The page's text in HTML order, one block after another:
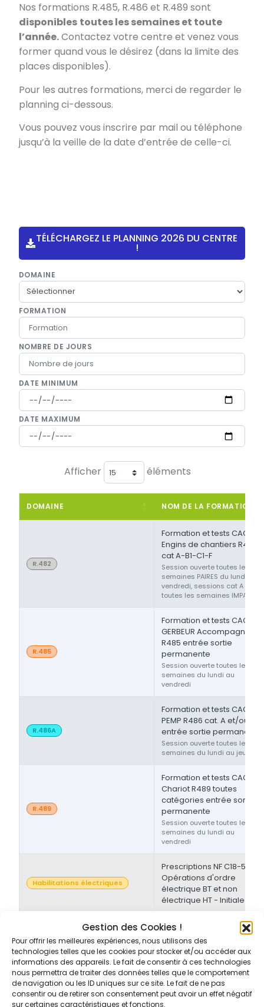
Gestion des Cookies !
Pour offrir les meilleures expériences, nous utilisons des
technologies telles que les cookies pour stocker et/ou accéder aux
informations des appareils. Le fait de consentir à ces technologies
nous permettra de traiter des données telles que le comportement
de navigation ou les ID uniques sur ce site. Le fait de ne pas
consentir ou de retirer son consentement peut avoir un effet négatif
sur certaines caractéristiques et fonctions.
Nos formations R.485, R.486 et R.489 sont
disponibles toutes les semaines et toute
l’année.Contactez votre centre et venez vous
former quand vous le désirez (dans la limite des
places disponibles).
Pour les autres formations, merci de regarder le
planning ci-dessous.
Vous pouvez vous inscrire par mail ou téléphone
jusqu’à la veille de la date d’entrée de celle-ci.
TÉLÉCHARGEZ LE PLANNING 2026 DU CENTRE
!
DOMAINE
FORMATION
NOMBRE DE JOURS
DATE MINIMUM
DATE MAXIMUM
Afficher éléments
DOMAINE NOM DE LA FORMATION
R.482
Formation et tests CACES®
Engins de chantiers R482
cat A-B1-C1-F
Session ouverte toutes les
semaines PAIRES du lundi au
vendredi, sessions cat A ou F
toutes les semaines IMPAIRES
R.485
Formation et tests CACES®
GERBEUR Accompagnant
R485 entrée sortie
permanente
Session ouverte toutes les
semaines du lundi au
vendredi
R.486A
Formation et tests CACES®
PEMP R486 cat. A et/ou B
entrée sortie permanente
Session ouverte toutes les
semaines du lundi au jeudi
R.489
Formation et tests CACES®
Chariot R489 toutes
catégories entrée sortie
permanente
Session ouverte toutes les
semaines du lundi au
vendredi
Habilitations électriques
Prescriptions NF C18-510 -
Opérations d'ordre
électrique BT et non
électrique HT - Initiale
Habilitations électriques
Prescriptions NF C18-510 -
Opérations d'ordre non-
électrique BT et/ou HT -
Initiale/Recyclage
Prescriptions NF C18-510 -
Opérations d'ordre non-